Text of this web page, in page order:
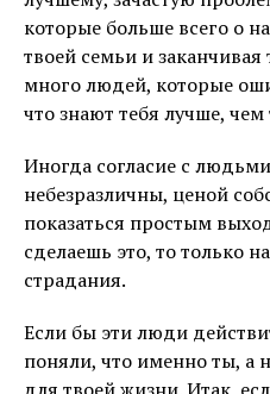
которые больше всего о
твоей семьи и
много людей, которые
что знают тебя лучше,
Иногда согласие с
небезразличны, ценой
показаться простым
сделаешь это, то только
страдания.
Если бы эти люди
поняли, что именно ты, а